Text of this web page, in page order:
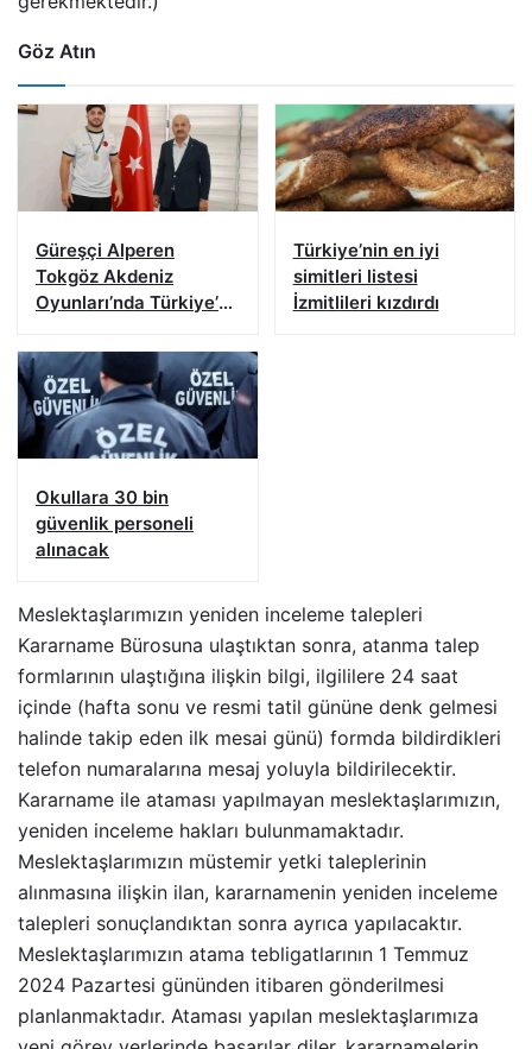
Göz Atın
Güreşçi Alperen
Tokgöz Akdeniz
Oyunları’nda Türkiye’yi
Türkiye’nin en iyi
simitleri listesi
İzmitlileri kızdırdı
Okullara 30 bin
güvenlik personeli
alınacak
Meslektaşlarımızın yeniden inceleme talepleri
Kararname Bürosuna ulaştıktan sonra, atanma talep
formlarının ulaştığına ilişkin bilgi, ilgililere 24 saat
içinde (hafta sonu ve resmi tatil gününe denk gelmesi
halinde takip eden ilk mesai günü) formda bildirdikleri
telefon numaralarına mesaj yoluyla bildirilecektir.
Kararname ile ataması yapılmayan meslektaşlarımızın,
yeniden inceleme hakları bulunmamaktadır.
Meslektaşlarımızın müstemir yetki taleplerinin
alınmasına ilişkin ilan, kararnamenin yeniden inceleme
talepleri sonuçlandıktan sonra ayrıca yapılacaktır.
Meslektaşlarımızın atama tebligatlarının 1 Temmuz
2024 Pazartesi gününden itibaren gönderilmesi
planlanmaktadır. Ataması yapılan meslektaşlarımıza